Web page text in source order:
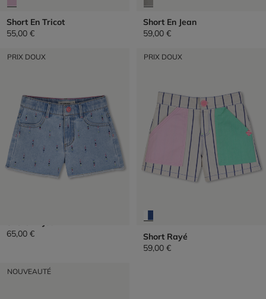
Short En Tricot
55,00 €
Short En Jean
59,00 €
PRIX DOUX
65,00 €
PRIX DOUX
Short Rayé
59,00 €
NOUVEAUTÉ